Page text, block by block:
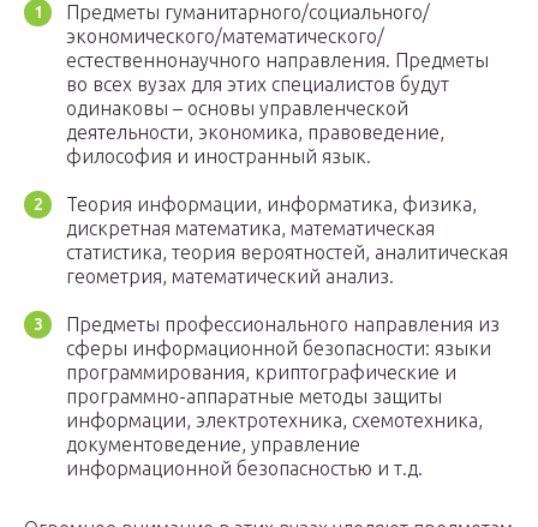
Предметы гуманитарного/социального/
экономического/математического/
естественнонаучного направления. Предметы
во всех вузах для этих специалистов будут
одинаковы – основы управленческой
деятельности, экономика, правоведение,
философия и иностранный язык.
Теория информации, информатика, физика,
дискретная математика, математическая
статистика, теория вероятностей, аналитическая
геометрия, математический анализ.
Предметы профессионального направления из
сферы информационной безопасности: языки
программирования, криптографические и
программно-аппаратные методы защиты
информации, электротехника, схемотехника,
документоведение, управление
информационной безопасностью и т.д.